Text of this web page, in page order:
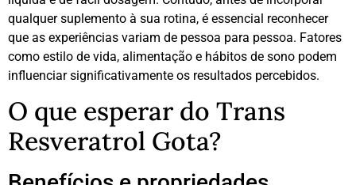
qualquer suplemento à sua rotina, é essencial reconhecer
que as experiências variam de pessoa para pessoa. Fatores
como estilo de vida, alimentação e hábitos de sono podem
influenciar significativamente os resultados percebidos.
O que esperar do Trans
Resveratrol Gota?